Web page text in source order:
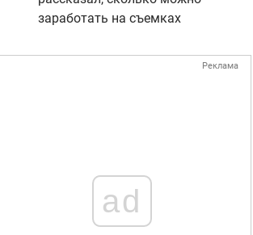
заработать на съемках
Реклама
ad